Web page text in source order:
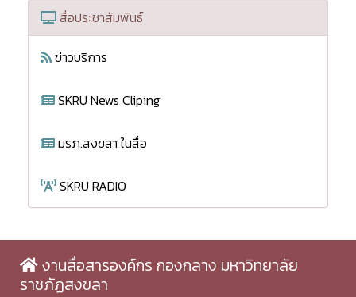
สื่อประชาสัมพันธ์
ข่าวบริการ
SKRU News Cliping
มรภ.สงขลา ในสื่อ
SKRU RADIO
งานสื่อสารองค์กร กองกลาง มหาวิทยาลัย
ราชภัฏสงขลา